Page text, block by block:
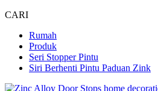
CARI
Rumah
Produk
Seri Stopper Pintu
Siri Berhenti Pintu Paduan Zink